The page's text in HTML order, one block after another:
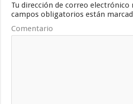
Tu dirección de correo electrónico
campos obligatorios están
Comentario